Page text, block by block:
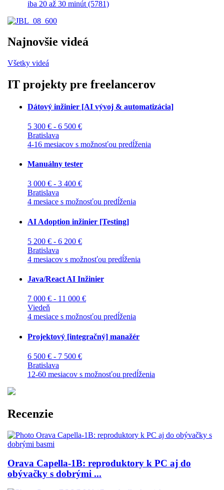
iba 20 až 30 minút (5781)
Najnovšie videá
Všetky videá
IT projekty pre freelancerov
Dátový inžinier [AI vývoj & automatizácia]
5 300 € - 6 500 €
Bratislava
4-16 mesiacov s možnosťou predĺženia
Manuálny tester
3 000 € - 3 400 €
Bratislava
4 mesiace s možnosťou predĺženia
AI Adoption inžinier [Testing]
5 200 € - 6 200 €
Bratislava
4 mesiacov s možnosťou predĺženia
Java/React AI Inžinier
7 000 € - 11 000 €
Viedeň
4 mesiace s možnosťou predĺženia
Projektový [integračný] manažér
6 500 € - 7 500 €
Bratislava
12-60 mesiacov s možnosťou predĺženia
Recenzie
Orava Capella-1B: reproduktory k PC aj do
obývačky s dobrými ...